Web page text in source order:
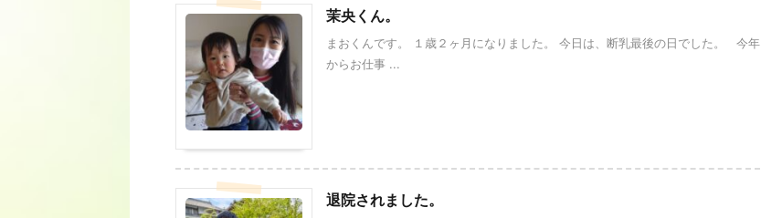
茉央くん。
まおくんです。 １歳２ヶ月になりました。 今日は、断乳最後の日でした。 今年
からお仕事 ...
退院されました。